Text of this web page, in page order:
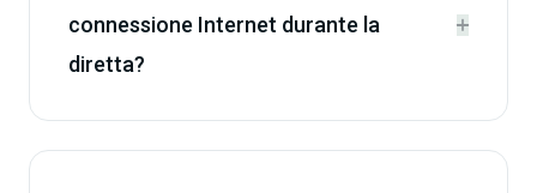
connessione Internet durante la
diretta?

